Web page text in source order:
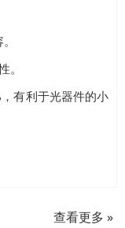
。
有利于光器件的小
查看更多 »